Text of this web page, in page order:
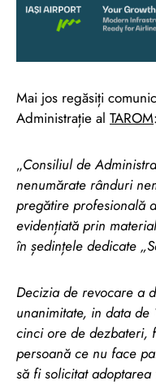
Mai jos regăsiți
Administrație al TAROM:
„Consiliul de
nenumărate rânduri
pregătire profesională
evidențiată prin
în ședințele dedicate
Decizia de revocare a
unanimitate, in data
cinci ore de dezbateri,
persoană ce nu face
să fi solicitat